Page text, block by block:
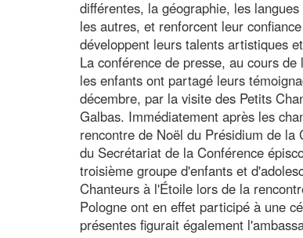
différentes, la géographie, les
les autres, et renforcent leur
développent leurs talents artistiques
La conférence de presse, au cours
les enfants ont partagé leurs
décembre, par la visite des Petits
Galbas. Immédiatement après les
rencontre de Noël du Présidium de
du Secrétariat de la Conférence
troisième groupe d'enfants et
Chanteurs à l'Étoile lors de la
Pologne ont en effet participé à une
présentes figurait également